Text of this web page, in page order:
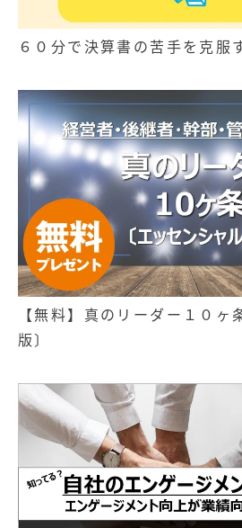
６０分で決算書の苦手を克服
【無料】真のリーダー１０ヶ
版〕